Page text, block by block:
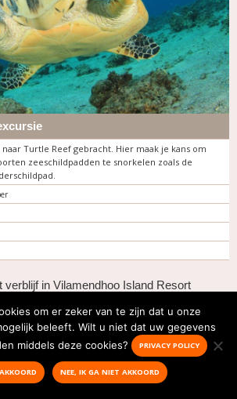
Turtle Reef gebracht. Hier maak je kans om
zeeschildpadden te snorkelen zoals de
verblijf in Vilamendhoo Island Resort
dancontactmet ons op voor jouw reis op maat met
resort.
Island Resort met andere bijzondere
om er zeker van te zijn dat u onze
beleeft. Wilt u niet dat uw gegevens
middels deze cookies?
PRIVACY POLICY
NEE, IK GA NIET AKKOORD